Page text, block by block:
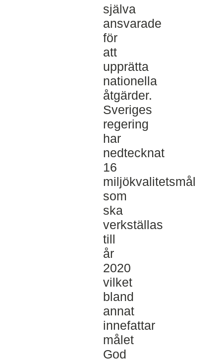
själva
ansvarade
för
att
upprätta
nationella
åtgärder.
Sveriges
regering
har
nedtecknat
16
miljökvalitetsmål
som
ska
verkställas
till
år
2020
vilket
bland
annat
innefattar
målet
God